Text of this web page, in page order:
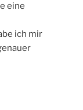
eine
ich mir